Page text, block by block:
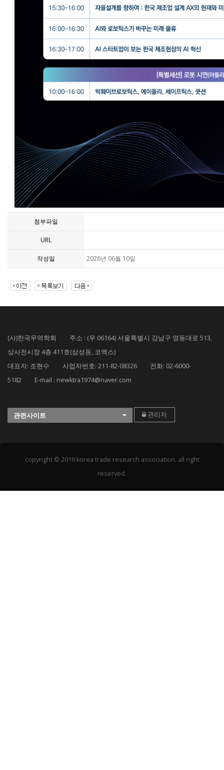
첨부파일
URL
작성일 2026년 06월 10일
(사)한국무역학회 주소 : (우 06164) 서울특별시 강남구 영동대로 513,
상사전시장 4층 411호(삼성동, 코엑스)
대표자: 조현수 사업자번호: 211-82-08326 전화: 02-6000-
5182 E-mail : newktra1974@naver.com
관련사이트 관리자
copyright © 2019 korea trade research association. all right
reserved.